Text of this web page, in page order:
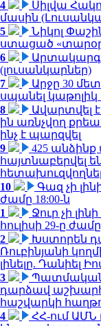
4
Սիլվա
մասին
5
Նիկոլ
ստացած
6
Արտակարգ
(լուսանկարներ)
7
Արջը 30
սպանել
8
Ավարտվել է
ին առնչվող
ինչ է պարզվել
9
425
հայտնաբերվել
10
Գազ չի
ժամը 18:00-ն
1
Ջուր չի
հուլիսի 29-ը ժամը
2
Խստորեն
Ռուբինյանի
լինելը. Դանիել
3
դարձավ
հաշվարկի
4
ՀՀ-ում ԱՄՆ